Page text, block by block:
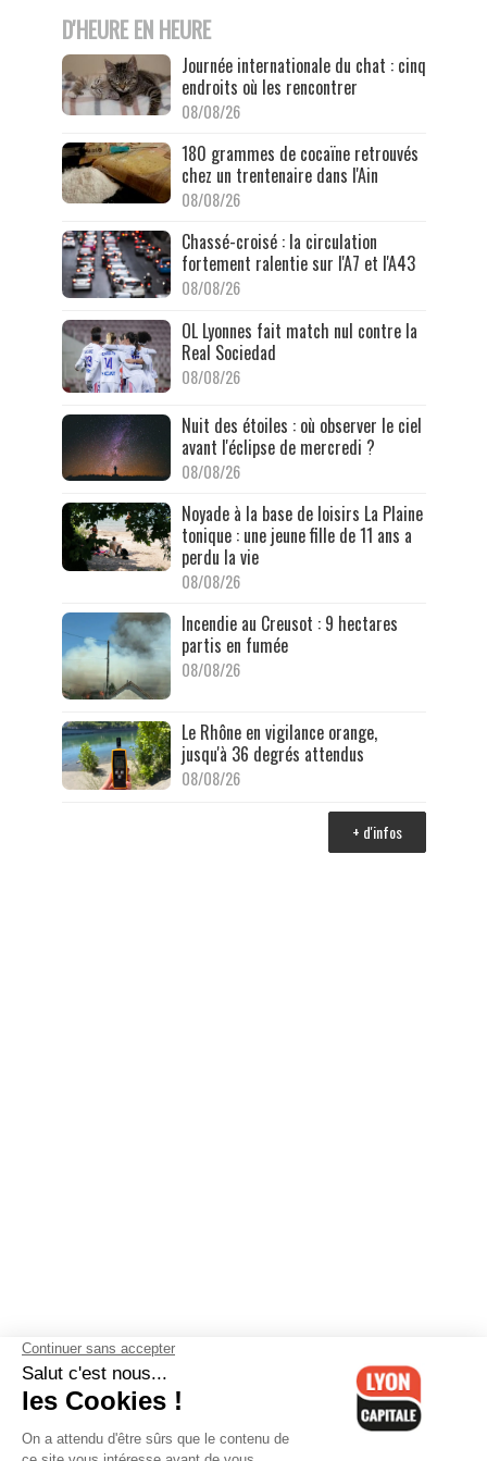
D'HEURE EN HEURE
Journée internationale du chat : cinq
endroits où les rencontrer
08/08/26
180 grammes de cocaïne retrouvés
chez un trentenaire dans l'Ain
08/08/26
Chassé-croisé : la circulation
fortement ralentie sur l'A7 et l'A43
08/08/26
OL Lyonnes fait match nul contre la
Real Sociedad
08/08/26
Nuit des étoiles : où observer le ciel
avant l'éclipse de mercredi ?
08/08/26
Noyade à la base de loisirs La Plaine
tonique : une jeune fille de 11 ans a
perdu la vie
08/08/26
Incendie au Creusot : 9 hectares
partis en fumée
08/08/26
Le Rhône en vigilance orange,
jusqu'à 36 degrés attendus
08/08/26
+ d'infos